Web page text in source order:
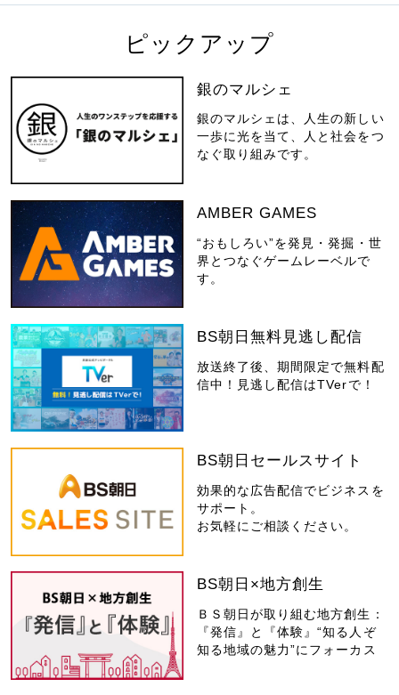
ピックアップ
銀のマルシェ
銀のマルシェは、人生の新しい
一歩に光を当て、人と社会をつ
なぐ取り組みです。
AMBER GAMES
“おもしろい”を発見・発掘・世
界とつなぐゲームレーベルで
す。
BS朝日無料見逃し配信
放送終了後、期間限定で無料配
信中！見逃し配信はTVerで！
BS朝日セールスサイト
効果的な広告配信でビジネスを
サポート。
お気軽にご相談ください。
BS朝日×地方創生
ＢＳ朝日が取り組む地方創生：
『発信』と『体験』“知る人ぞ
知る地域の魅力”にフォーカス